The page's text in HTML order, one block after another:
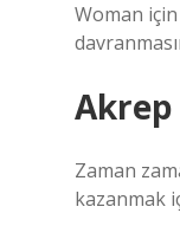
Woman
Zaman
kazanmak